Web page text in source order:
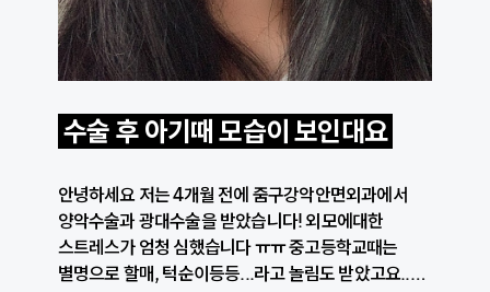
수술 후 아기때 모습이 보인대요
안녕하세요 저는 4개월 전에 줌구강악안면외과에서
양악수술과 광대수술을 받았습니다! 외모에대한
스트레스가 엄청 심했습니다 ㅠㅠ 중고등학교때는
별명으로 할매, 턱순이등등...라고 놀림도 받았고요..